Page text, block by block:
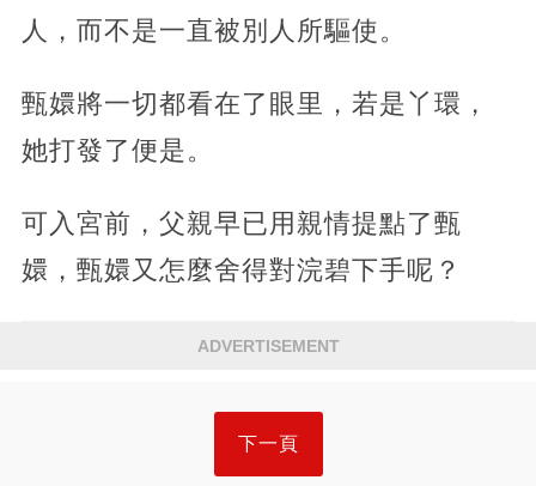
人，而不是一直被別人所驅使。
甄嬛將一切都看在了眼里，若是丫環，
她打發了便是。
可入宮前，父親早已用親情提點了甄
嬛，甄嬛又怎麼舍得對浣碧下手呢？
ADVERTISEMENT
下一頁